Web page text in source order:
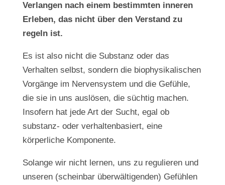
Verlangen nach einem bestimmten inneren
Erleben, das nicht über den Verstand zu
regeln ist.
Es ist also nicht die Substanz oder das
Verhalten selbst, sondern die biophysikalischen
Vorgänge im Nervensystem und die Gefühle,
die sie in uns auslösen, die süchtig machen.
Insofern hat jede Art der Sucht, egal ob
substanz- oder verhaltenbasiert, eine
körperliche Komponente.
Solange wir nicht lernen, uns zu regulieren und
unseren (scheinbar überwältigenden) Gefühlen